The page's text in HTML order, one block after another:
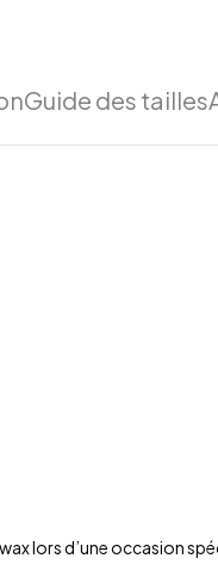
Guide des tailles
lors d’une occasion